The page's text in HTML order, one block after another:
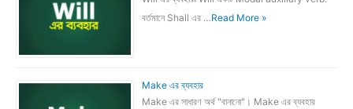
বর্তমানে Shall এর …Read More »
Make এর ব্যবহার
Make এর সাধারণ অর্থ "বানানো"। Make এর ব্যবহার